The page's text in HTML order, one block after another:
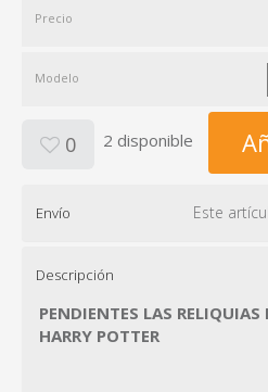
Precio
Modelo
0 2 disponible
Envío Este
Descripción
PENDIENTES LAS RELIQUIAS
HARRY POTTER